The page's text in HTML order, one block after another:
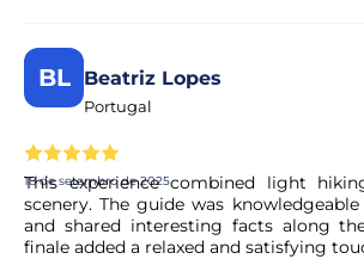
BL Beatriz Lopes
Portugal
18 de setembro de 2025
This experience combined light
scenery. The guide was
and shared interesting facts along
finale added a relaxed and satisfying